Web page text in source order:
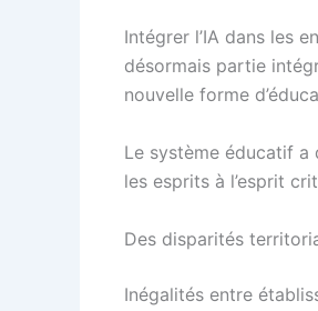
Intégrer l’IA dans les
désormais partie
nouvelle forme
Le système éducatif a
les esprits à l’esprit
Des disparités
Inégalités entre